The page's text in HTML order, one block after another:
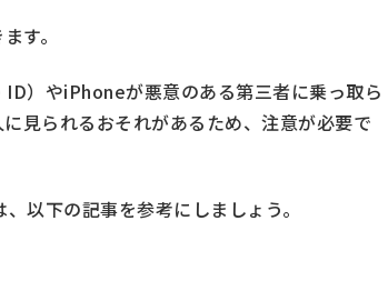
す。
）やiPhoneが悪意のある第三者に乗っ取ら
見られるおそれがあるため、注意が必要で
以下の記事を参考にしましょう。